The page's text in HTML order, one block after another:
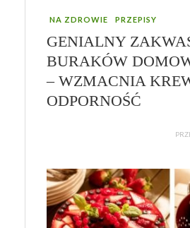
NA ZDROWIE PRZEPISY
GENIALNY
BURAKÓW
– WZMACNIA
ODPORNOŚĆ